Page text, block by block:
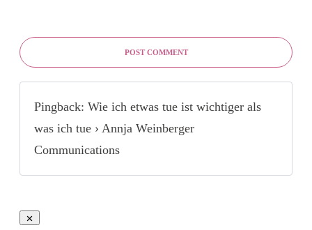
POST COMMENT
Pingback: Wie ich etwas tue ist wichtiger als
was ich tue › Annja Weinberger
Communications